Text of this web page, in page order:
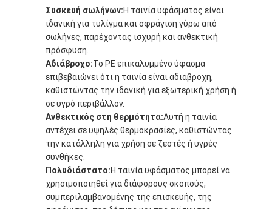
Συσκευή σωλήνων:Η ταινία υφάσματος είναι
ιδανική για τυλίγμα και σφράγιση γύρω από
σωλήνες, παρέχοντας ισχυρή και ανθεκτική
πρόσφυση.
Αδιάβροχο:Το PE επικαλυμμένο ύφασμα
επιβεβαιώνει ότι η ταινία είναι αδιάβροχη,
καθιστώντας την ιδανική για εξωτερική χρήση ή
σε υγρό περιβάλλον.
Ανθεκτικός στη θερμότητα:Αυτή η ταινία
αντέχει σε υψηλές θερμοκρασίες, καθιστώντας
την κατάλληλη για χρήση σε ζεστές ή υγρές
συνθήκες.
Πολυδιάστατο:Η ταινία υφάσματος μπορεί να
χρησιμοποιηθεί για διάφορους σκοπούς,
συμπεριλαμβανομένης της επισκευής, της